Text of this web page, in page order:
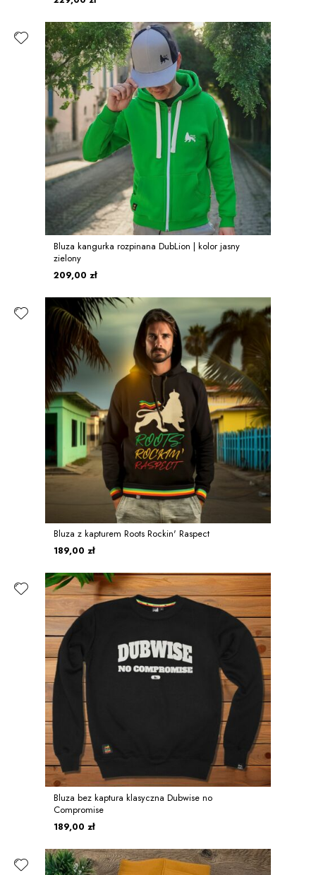
Bluza kangurka rozpinana DubLion | kolor jasny
zielony
209,00 zł
Bluza z kapturem Roots Rockin' Raspect
189,00 zł
Bluza bez kaptura klasyczna Dubwise no
Compromise
189,00 zł